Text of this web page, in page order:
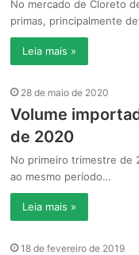
No mercado de Cloreto
primas, principalmente
Leia mais »
28 de maio de 2020
Volume
de 2020
No primeiro trimestre de
ao mesmo período…
Leia mais »
18 de fevereiro de 2019